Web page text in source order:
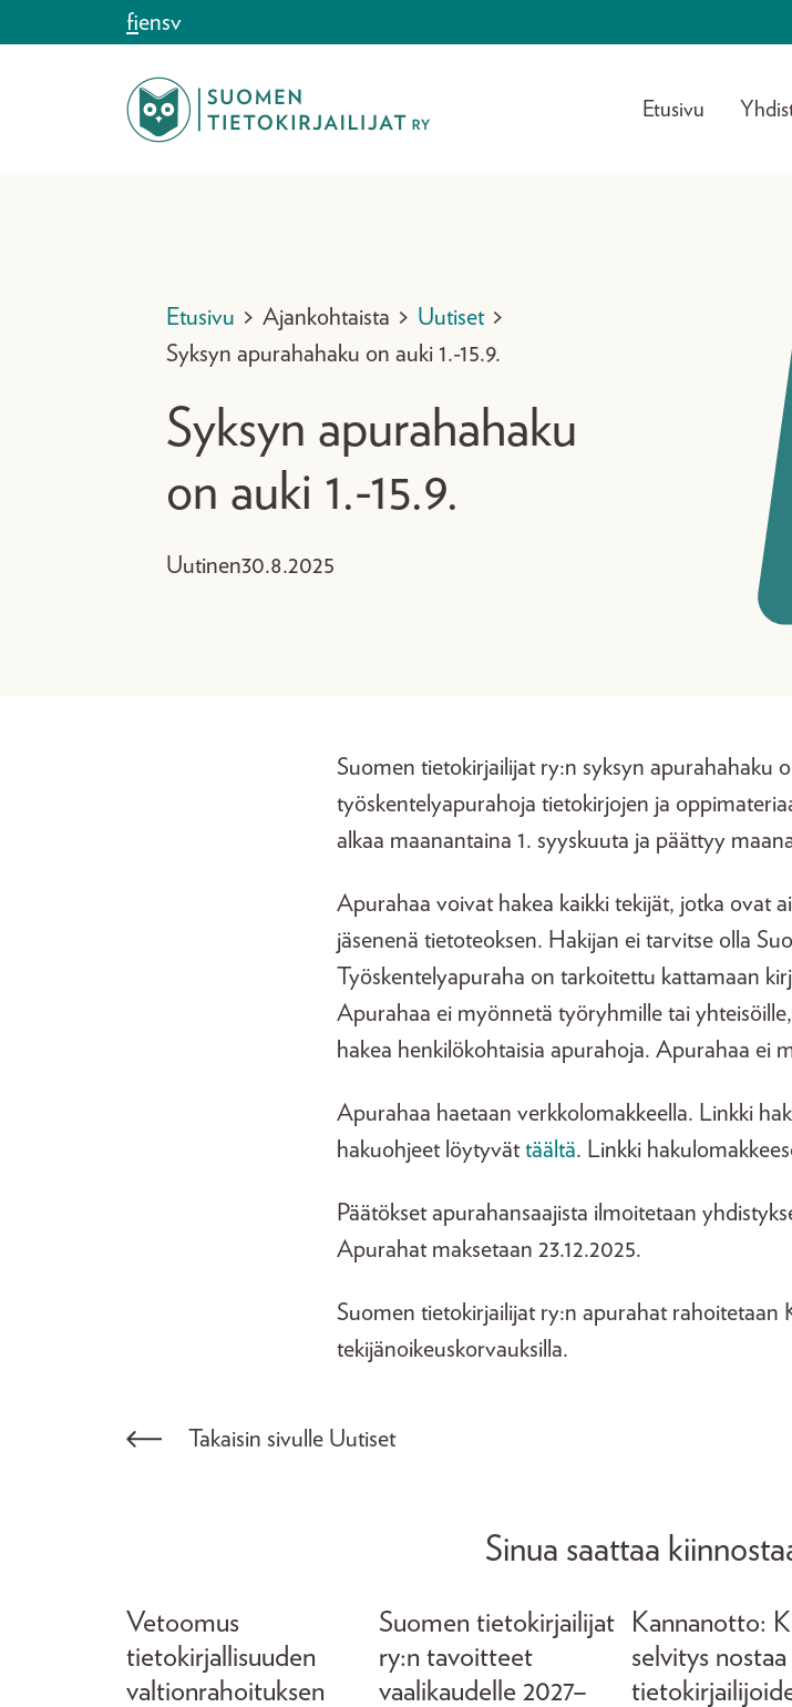
Siirry sisältöönfiensv
Etusivu
Etusivu > Ajankohtaista > Uutiset >
Syksyn apurahahaku on auki 1.-15.9.
Syksyn apurahahaku
on auki 1.-15.9.
Uutinen30.8.2025
Suomen tietokirjailijat ry:n syksyn apurahahaku
työskentelyapurahoja tietokirjojen ja
alkaa maanantaina 1. syyskuuta ja päättyy
Apurahaa voivat hakea kaikki tekijät, jotka ovat
jäsenenä tietoteoksen. Hakijan ei tarvitse olla
Työskentelyapuraha on tarkoitettu kattamaan
Apurahaa ei myönnetä työryhmille tai
hakea henkilökohtaisia apurahoja. Apurahaa ei
Apurahaa haetaan verkkolomakkeella. Linkki
hakuohjeet löytyvättäältä. Linkki
Päätökset apurahansaajista ilmoitetaan
Apurahat maksetaan 23.12.2025.
Suomen tietokirjailijat ry:n apurahat rahoitetaan
tekijänoikeuskorvauksilla.
Takaisin sivulle Uutiset
Sinua saattaa
Vetoomus
tietokirjallisuuden
valtionrahoituksen
Suomen tietokirjailijat
ry:n tavoitteet
vaalikaudelle 2027–
Kannanotto:
selvitys nostaa